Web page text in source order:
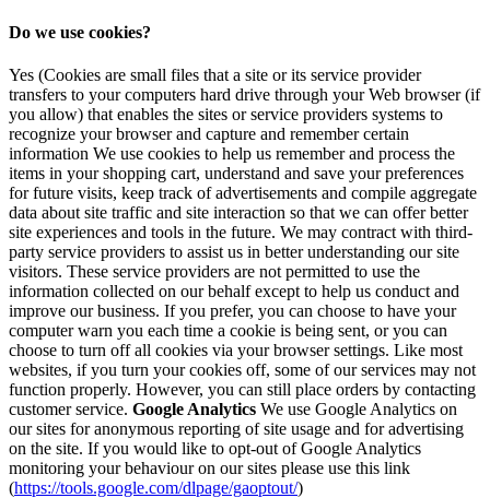
Do we use cookies?
Yes (Cookies are small files that a site or its service provider
transfers to your computers hard drive through your Web browser (if
you allow) that enables the sites or service providers systems to
recognize your browser and capture and remember certain
information We use cookies to help us remember and process the
items in your shopping cart, understand and save your preferences
for future visits, keep track of advertisements and compile aggregate
data about site traffic and site interaction so that we can offer better
site experiences and tools in the future. We may contract with third-
party service providers to assist us in better understanding our site
visitors. These service providers are not permitted to use the
information collected on our behalf except to help us conduct and
improve our business. If you prefer, you can choose to have your
computer warn you each time a cookie is being sent, or you can
choose to turn off all cookies via your browser settings. Like most
websites, if you turn your cookies off, some of our services may not
function properly. However, you can still place orders by contacting
customer service. Google Analytics We use Google Analytics on
our sites for anonymous reporting of site usage and for advertising
on the site. If you would like to opt-out of Google Analytics
monitoring your behaviour on our sites please use this link
(https://tools.google.com/dlpage/gaoptout/)